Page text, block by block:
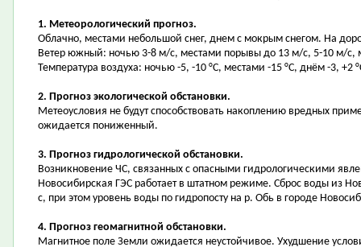
1. Метеорологический прогноз.
Облачно, местами небольшой снег, днем с мокрым снегом. На
Ветер южный: ночью 3-8 м/с, местами порывы до 13 м/с, 5-10 м/с,
Температура воздуха: ночью -5, -10 °С, местами -15 °С, днём -3, +2
2. Прогноз экологической обстановки.
Метеоусловия не будут способствовать накоплению вредных
ожидается пониженный.
3. Прогноз гидрологической обстановки.
Возникновение ЧС, связанных с опасными гидрологическими
Новосибирская ГЭС работает в штатном режиме. Сброс воды из
с, при этом уровень воды по гидропосту на р. Обь в городе
4. Прогноз геомагнитной обстановки.
Магнитное поле Земли ожидается неустойчивое. Ухудшение